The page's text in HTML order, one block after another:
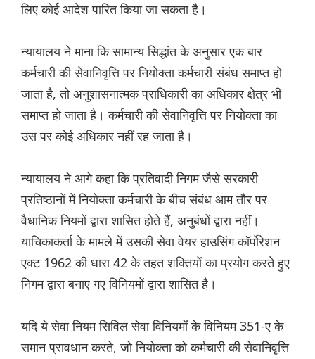
लिए कोई आदेश पारित किया जा सकता है।
न्यायालय ने माना कि सामान्य सिद्धांत के अनुसार एक बार
कर्मचारी की सेवानिवृत्ति पर नियोक्ता कर्मचारी संबंध समाप्त हो
जाता है, तो अनुशासनात्मक प्राधिकारी का अधिकार क्षेत्र भी
समाप्त हो जाता है। कर्मचारी की सेवानिवृत्ति पर नियोक्ता का
उस पर कोई अधिकार नहीं रह जाता है।
न्यायालय ने आगे कहा कि प्रतिवादी निगम जैसे सरकारी
प्रतिष्ठानों में नियोक्ता कर्मचारी के बीच संबंध आम तौर पर
वैधानिक नियमों द्वारा शासित होते हैं, अनुबंधों द्वारा नहीं।
याचिकाकर्ता के मामले में उसकी सेवा वेयर हाउसिंग कॉर्पोरेशन
एक्ट 1962 की धारा 42 के तहत शक्तियों का प्रयोग करते हुए
निगम द्वारा बनाए गए विनियमों द्वारा शासित है।
यदि ये सेवा नियम सिविल सेवा विनियमों के विनियम 351-ए के
समान प्रावधान करते, जो नियोक्ता को कर्मचारी की सेवानिवृत्ति